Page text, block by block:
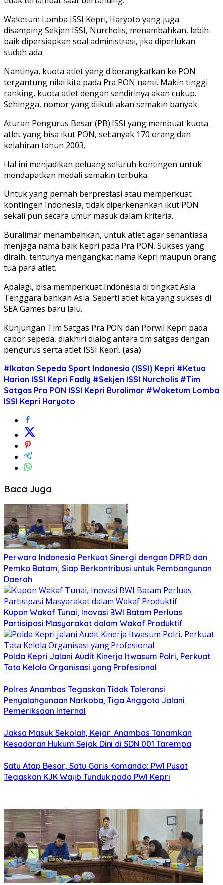
Waketum Lomba ISSI Kepri, Haryoto yang juga
disamping Sekjen ISSI, Nurcholis, menambahkan, lebih
baik dipersiapkan soal administrasi, jika diperlukan
sudah ada.
Nantinya, kuota atlet yang diberangkatkan ke PON
tergantung nilai kita pada Pra PON nanti. Makin tinggi
ranking, kuota atlet dengan sendirinya akan cukup.
Sehingga, nomor yang diikuti akan semakin banyak.
Aturan Pengurus Besar (PB) ISSI yang membuat kuota
atlet yang bisa ikut PON, sebanyak 170 orang dan
kelahiran tahun 2003.
Hal ini menjadikan peluang seluruh kontingen untuk
mendapatkan medali semakin terbuka.
Untuk yang pernah berprestasi atau memperkuat
kontingen Indonesia, tidak diperkenankan ikut PON
sekali pun secara umur masuk dalam kriteria.
Buralimar menambahkan, untuk atlet agar senantiasa
menjaga nama baik Kepri pada Pra PON. Sukses yang
diraih, tentunya mengangkat nama Kepri maupun orang
tua para atlet.
Apalagi, bisa memperkuat Indonesia di tingkat Asia
Tenggara bahkan Asia. Seperti atlet kita yang sukses di
SEA Games baru lalu.
Kunjungan Tim Satgas Pra PON dan Porwil Kepri pada
cabor sepeda, diakhiri dialog antara tim satgas dengan
pengurus serta atlet ISSI Kepri. (asa)
#Ikatan Sepeda Sport Indonesia (ISSI) Kepri #Ketua
Harian ISSI Kepri Fadly #Sekjen ISSI Nurcholis #Tim
Satgas Pra PON ISSI Kepri Buralimar #Waketum Lomba
ISSI Kepri Haryoto
Baca Juga
Perwara Indonesia Perkuat Sinergi dengan DPRD dan
Pemko Batam, Siap Berkontribusi untuk Pembangunan
Daerah
Kupon Wakaf Tunai, Inovasi BWI Batam Perluas
Partisipasi Masyarakat dalam Wakaf Produktif
Polda Kepri Jalani Audit Kinerja Itwasum Polri, Perkuat
Tata Kelola Organisasi yang Profesional
Polres Anambas Tegaskan Tidak Toleransi
Penyalahgunaan Narkoba, Tiga Anggota Jalani
Pemeriksaan Internal
Jaksa Masuk Sekolah, Kejari Anambas Tanamkan
Kesadaran Hukum Sejak Dini di SDN 001 Tarempa
Satu Atap Besar, Satu Garis Komando: PWI Pusat
Tegaskan KJK Wajib Tunduk pada PWI Kepri